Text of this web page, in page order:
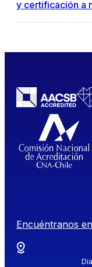
y certificación a
Encuéntranos en